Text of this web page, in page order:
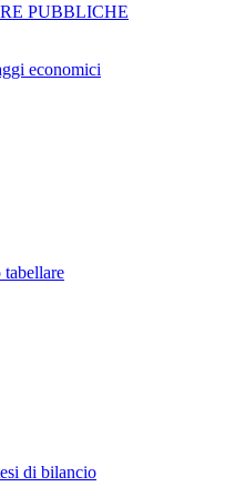
PUBBLICHE
economici
di bilancio